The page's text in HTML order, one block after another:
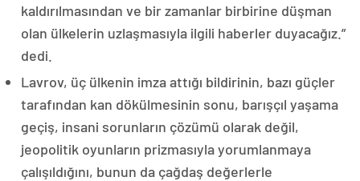
kaldırılmasından ve bir zamanlar birbirine düşman
olan ülkelerin uzlaşmasıyla ilgili haberler duyacağız.”
dedi.
Lavrov, üç ülkenin imza attığı bildirinin, bazı güçler
tarafından kan dökülmesinin sonu, barışçıl yaşama
geçiş, insani sorunların çözümü olarak değil,
jeopolitik oyunların prizmasıyla yorumlanmaya
çalışıldığını, bunun da çağdaş değerlerle